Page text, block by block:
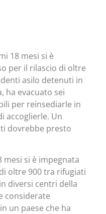
18 mesi si è
per il rilascio di oltre
asilo detenuti in
ha evacuato sei
per reinsediarle in
accoglierle. Un
dovrebbe presto
mesi si è impegnata
oltre 900 tra rifugiati
diversi centri della
considerate
un paese che ha